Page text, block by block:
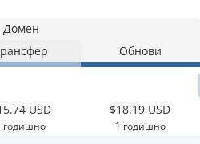
Домен
Обнови
USD
годишно
$18.19 USD
1 годишно